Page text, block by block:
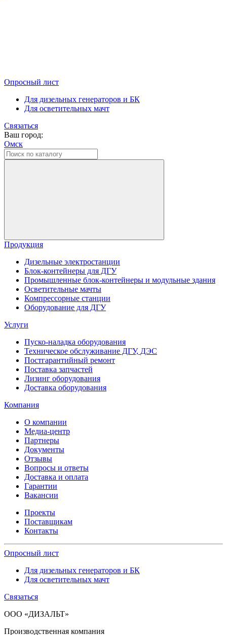
Опросный лист
Для дизельных генераторов и БК
Для осветительных мачт
Связаться
Ваш город:
Омск
Продукция
Дизельные электростанции
Блок-контейнеры для ДГУ
Промышленные блок-контейнеры и модульные здания
Осветительные мачты
Компрессорные станции
Оборудование для ДГУ
Услуги
Пуско-наладка оборудования
Техническое обслуживание ДГУ, ДЭС
Постгарантийный ремонт
Поставка запчастей
Лизинг оборудования
Доставка оборудования
Компания
О компании
Медиа-центр
Партнеры
Документы
Отзывы
Вопросы и ответы
Доставка и оплата
Гарантии
Вакансии
Проекты
Поставщикам
Контакты
Опросный лист
Для дизельных генераторов и БК
Для осветительных мачт
Связаться
ООО «ДИЗАЛЬТ»
Производственная компания